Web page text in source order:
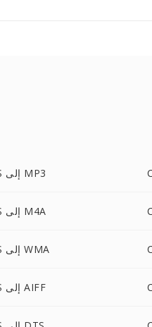
CVS إلى MP3
CVS إلى M4A
CVS إلى WMA
CVS إلى AIFF